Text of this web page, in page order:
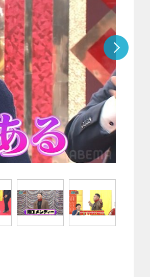
『アイ＝ラブ！げーみんぐ』＝LOV
E齋藤樹愛羅＆佐々木舞香SPインタ
ビュー